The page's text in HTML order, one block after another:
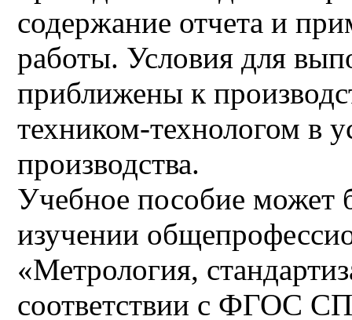
содержание отчета и
работы. Условия для
приближены к
техником-технологом в
производства.
Учебное пособие может
изучении
«Метрология,
соответствии с ФГОС